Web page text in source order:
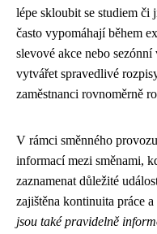
lépe skloubit se studiem či
často vypomáhají během
slevové akce nebo
vytvářet spravedlivé
zaměstnanci rovnoměrně
V rámci směnného
informací mezi směnami,
zaznamenat důležité
zajištěna kontinuita práce
jsou také pravidelně